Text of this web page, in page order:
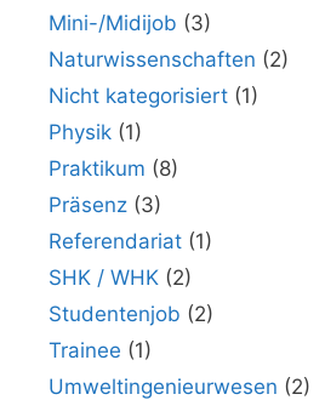
Mini-/Midijob (3)
Naturwissenschaften (2)
Nicht kategorisiert (1)
Physik (1)
Praktikum (8)
Präsenz (3)
Referendariat (1)
SHK / WHK (2)
Studentenjob (2)
Trainee (1)
Umweltingenieurwesen (2)